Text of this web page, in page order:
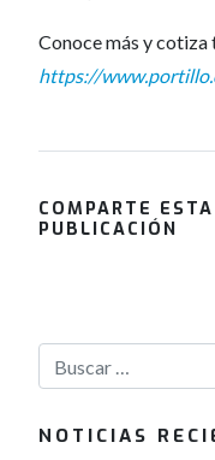
Conoce más y cotiza
https://
COMPARTE ESTA
PUBLICACIÓN
NOTICIAS